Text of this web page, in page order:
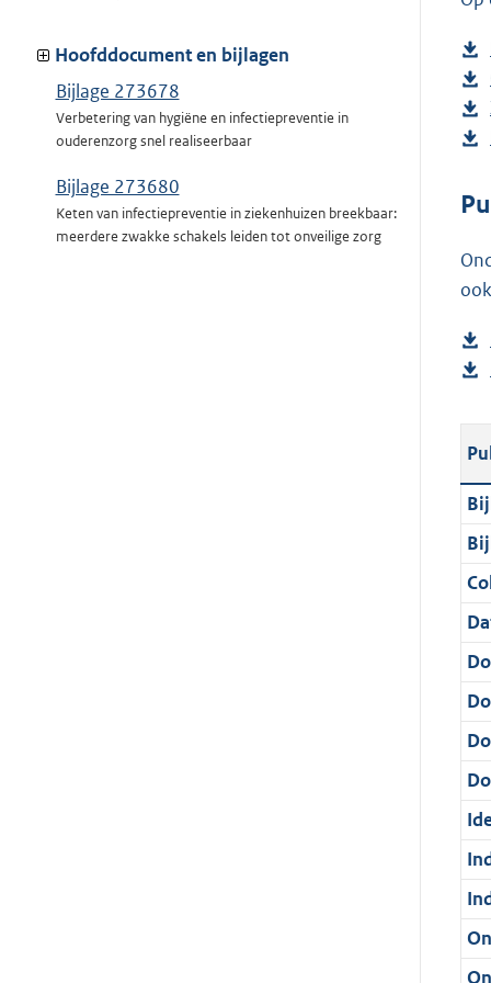
Hoofddocument en bijlagen
Bijlage 273678
Verbetering van hygiëne en infectiepreventie in
ouderenzorg snel realiseerbaar
Bijlage 273680
Keten van infectiepreventie in ziekenhuizen breekbaar:
meerdere zwakke schakels leiden tot onveilige zorg